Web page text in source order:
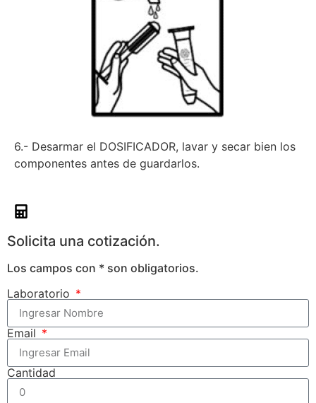
6.- Desarmar el DOSIFICADOR, lavar y secar bien los
componentes antes de guardarlos.
Solicita una cotización.
Los campos con * son obligatorios.
Laboratorio
Email
Cantidad